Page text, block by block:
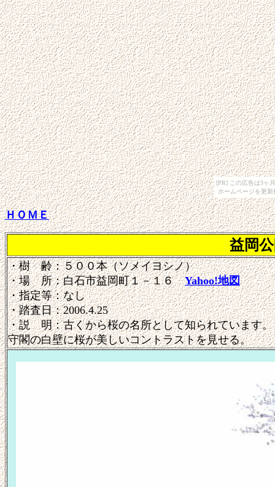
[PR] この広告は3ヶ
ホームページを更
ＨＯＭＥ
益岡
・樹 齢：５００本（ソメイヨシノ）
・場 所：白石市益岡町１－１６
Yahoo!地図
・指定等：なし
・踏査日：2006.4.25
・説 明：古くから桜の名所として知られています
守閣の白壁に桜が美しいコントラストを見せる。